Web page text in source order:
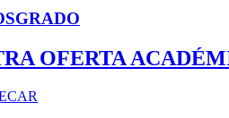
OFERTA